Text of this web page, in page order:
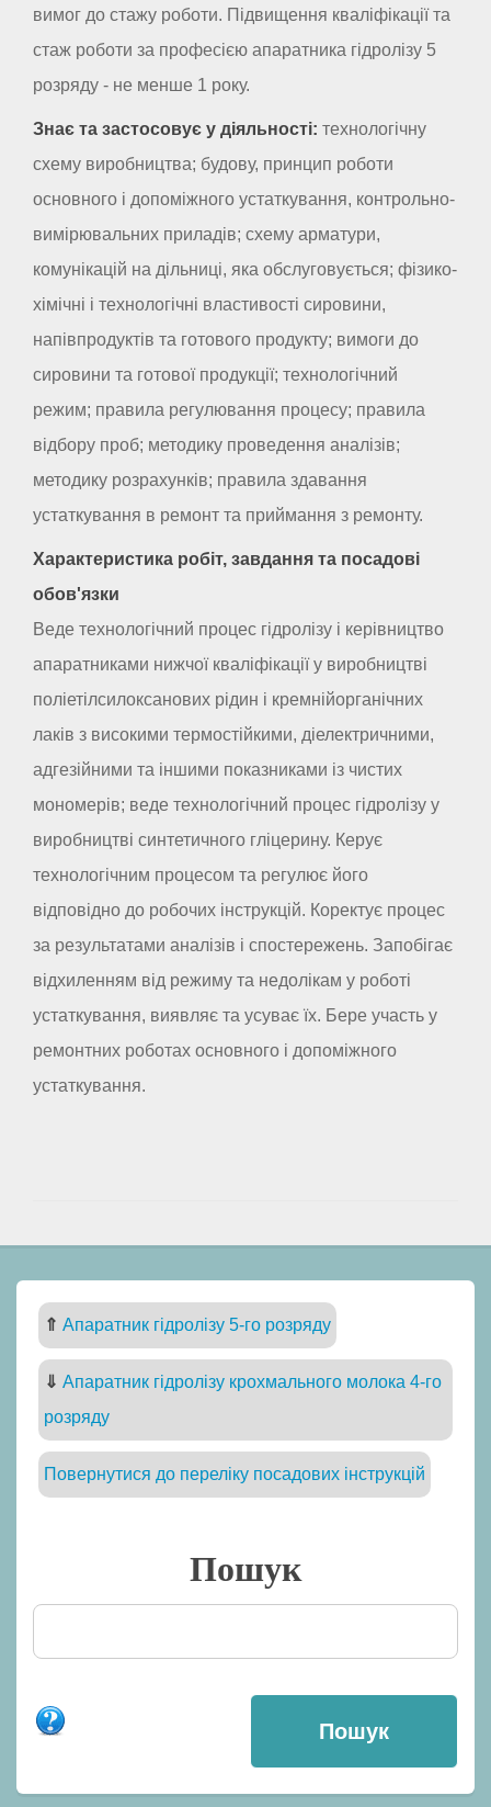
вимог до стажу роботи. Підвищення кваліфікації та
стаж роботи за професією апаратника гідролізу 5
розряду - не менше 1 року.
Знає та застосовує у діяльності: технологічну
схему виробництва; будову, принцип роботи
основного і допоміжного устаткування, контрольно-
вимірювальних приладів; схему арматури,
комунікацій на дільниці, яка обслуговується; фізико-
хімічні і технологічні властивості сировини,
напівпродуктів та готового продукту; вимоги до
сировини та готової продукції; технологічний
режим; правила регулювання процесу; правила
відбору проб; методику проведення аналізів;
методику розрахунків; правила здавання
устаткування в ремонт та приймання з ремонту.
Характеристика робіт, завдання та посадові
обов'язки
Веде технологічний процес гідролізу і керівництво
апаратниками нижчої кваліфікації у виробництві
поліетілсилоксанових рідин і кремнійорганічних
лаків з високими термостійкими, діелектричними,
адгезійними та іншими показниками із чистих
мономерів; веде технологічний процес гідролізу у
виробництві синтетичного гліцерину. Керує
технологічним процесом та регулює його
відповідно до робочих інструкцій. Коректує процес
за результатами аналізів і спостережень. Запобігає
відхиленням від режиму та недолікам у роботі
устаткування, виявляє та усуває їх. Бере участь у
ремонтних роботах основного і допоміжного
устаткування.
⇑ Апаратник гідролізу 5-го розряду
⇓ Апаратник гідролізу крохмального молока 4-го
розряду
Повернутися до переліку посадових інструкцій
Пошук